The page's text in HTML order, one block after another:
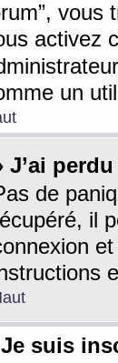
vous
activez
un
J’ai
de
il
suis